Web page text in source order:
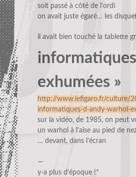
soit passé à côté de l’ordi
on avait juste égaré… les
il avait bien touché la tablette
exhumées »
http://www.lefigaro.fr/culture/
informatiques-d-andy-warhol-
sur la vidéo, de 1985, on peut
un warhol à l’aise au pied de
… devant, dans l’écran
—
y-a plus d’époque !*